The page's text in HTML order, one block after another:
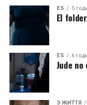
ES 5
El
ES 6
Jude
З ЖИТТЯ